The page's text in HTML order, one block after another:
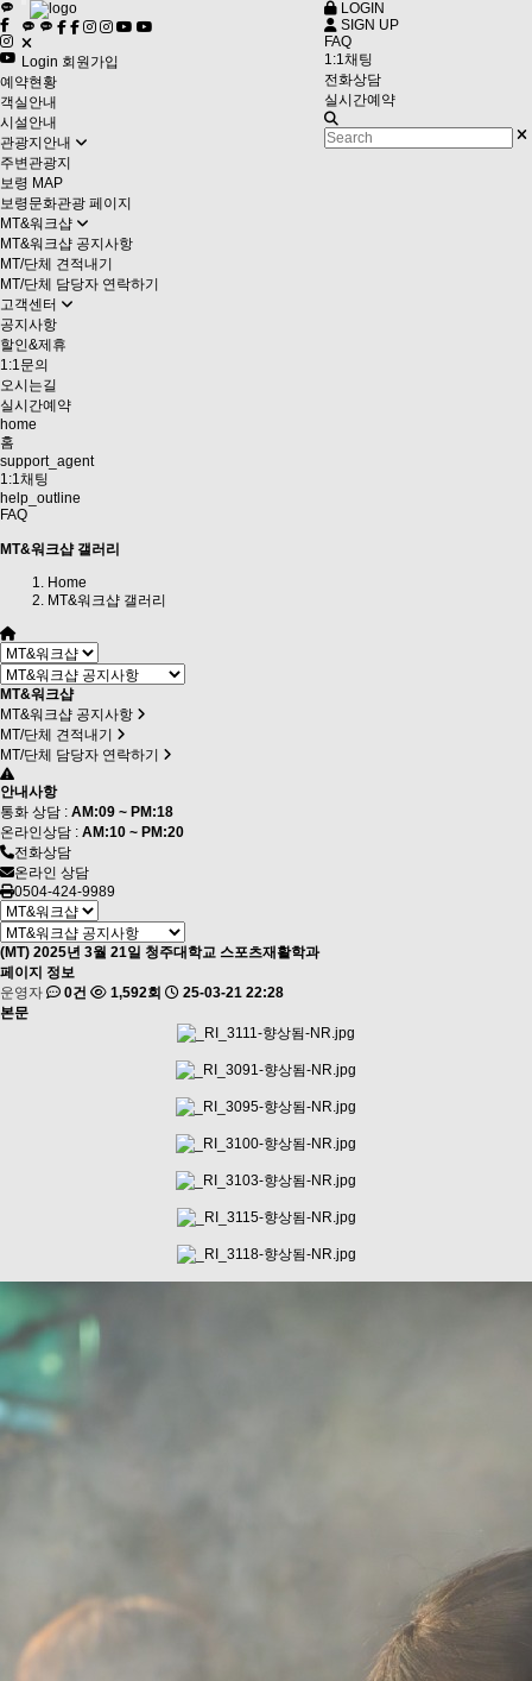
LOGIN
SIGN UP
FAQ
1:1채팅
전화상담
실시간예약
Toggle navigation
Login 회원가입
예약현황
객실안내
시설안내
관광지안내
주변관광지
보령 MAP
보령문화관광 페이지
MT&워크샵
MT&워크샵 공지사항
MT/단체 견적내기
MT/단체 담당자 연락하기
고객센터
공지사항
할인&제휴
1:1문의
오시는길
실시간예약
home
홈
support_agent
1:1채팅
help_outline
FAQ
MT&워크샵 갤러리
Home
MT&워크샵 갤러리
MT&워크샵
MT&워크샵 공지사항
MT/단체 견적내기
MT/단체 담당자 연락하기
안내사항
통화 상담 : AM:09 ~ PM:18
온라인상담 : AM:10 ~ PM:20
전화상담
온라인 상담
0504-424-9989
(MT) 2025년 3월 21일 청주대학교 스포츠재활학과
페이지 정보
운영자
0건 1,592회
25-03-21 22:28
본문